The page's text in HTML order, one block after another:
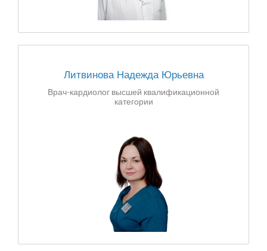
Литвинова Надежда Юрьевна
Врач-кардиолог высшей квалификационной
категории